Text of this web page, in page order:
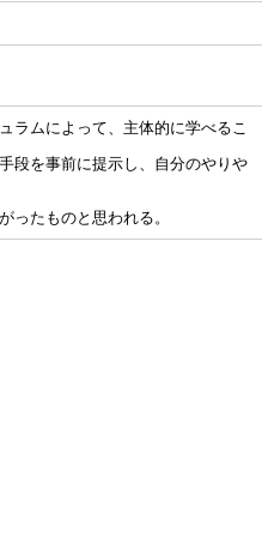
ラムによって、主体的に学べるこ
段を事前に提示し、自分のやりや
ったものと思われる。